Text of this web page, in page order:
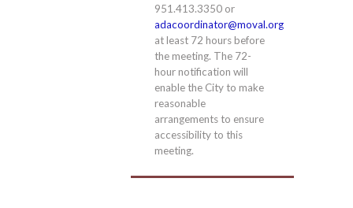
951.413.3350 or
adacoordinator@moval.org
at least 72 hours before
the meeting. The 72-
hour notification will
enable the City to make
reasonable
arrangements to ensure
accessibility to this
meeting.